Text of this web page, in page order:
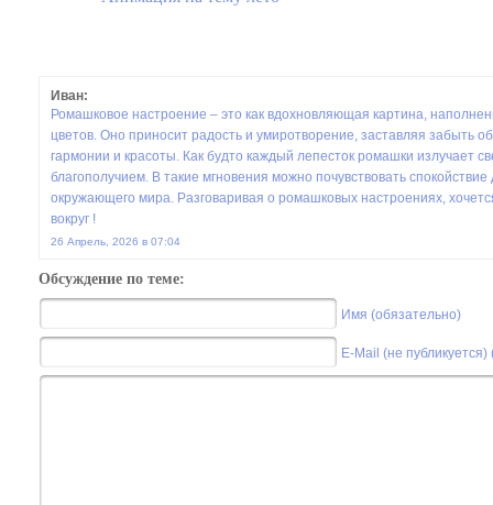
Иван:
Ромашковое настроение – это как вдохновляющая картина,
цветов. Оно приносит радость и умиротворение, заставляя забыть
гармонии и красоты. Как будто каждый лепесток ромашки излучает
благополучием. В такие мгновения можно почувствовать
окружающего мира. Разговаривая о ромашковых настроениях,
вокруг !
26 Апрель, 2026 в 07:04
Обсуждение по теме:
Имя (обязательно)
E-Mail (не